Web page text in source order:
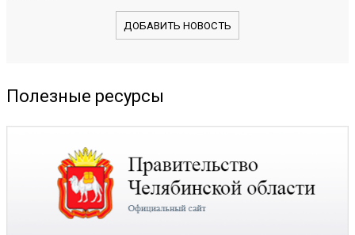
ДОБАВИТЬ НОВОСТЬ
Полезные ресурсы